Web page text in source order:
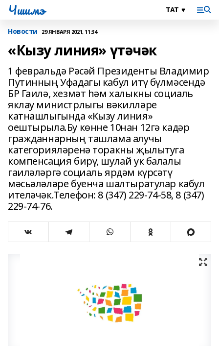
Чишмэ
Новости 29 ЯНВАРЯ 2021, 11:34
«Кызу линия» үтәчәк
1 февральдә Рәсәй Президенты Владимир
Путинның Уфадагы кабул итү бүлмәсендә
БР Гаилә, хезмәт һәм халыкны социаль
яклау министрлыгы вәкилләре
катнашлыгында «Кызу линия»
оештырыла.Бу көнне 10нан 12гә кадәр
гражданнарның ташлама алучы
категорияләренә торакны җылытуга
компенсация бирү, шулай ук балалы
гаиләләргә социаль ярдәм күрсәтү
мәсьәләләре буенча шалтыратулар кабул
ителәчәк.Телефон: 8 (347) 229-74-58, 8 (347)
229-74-76.